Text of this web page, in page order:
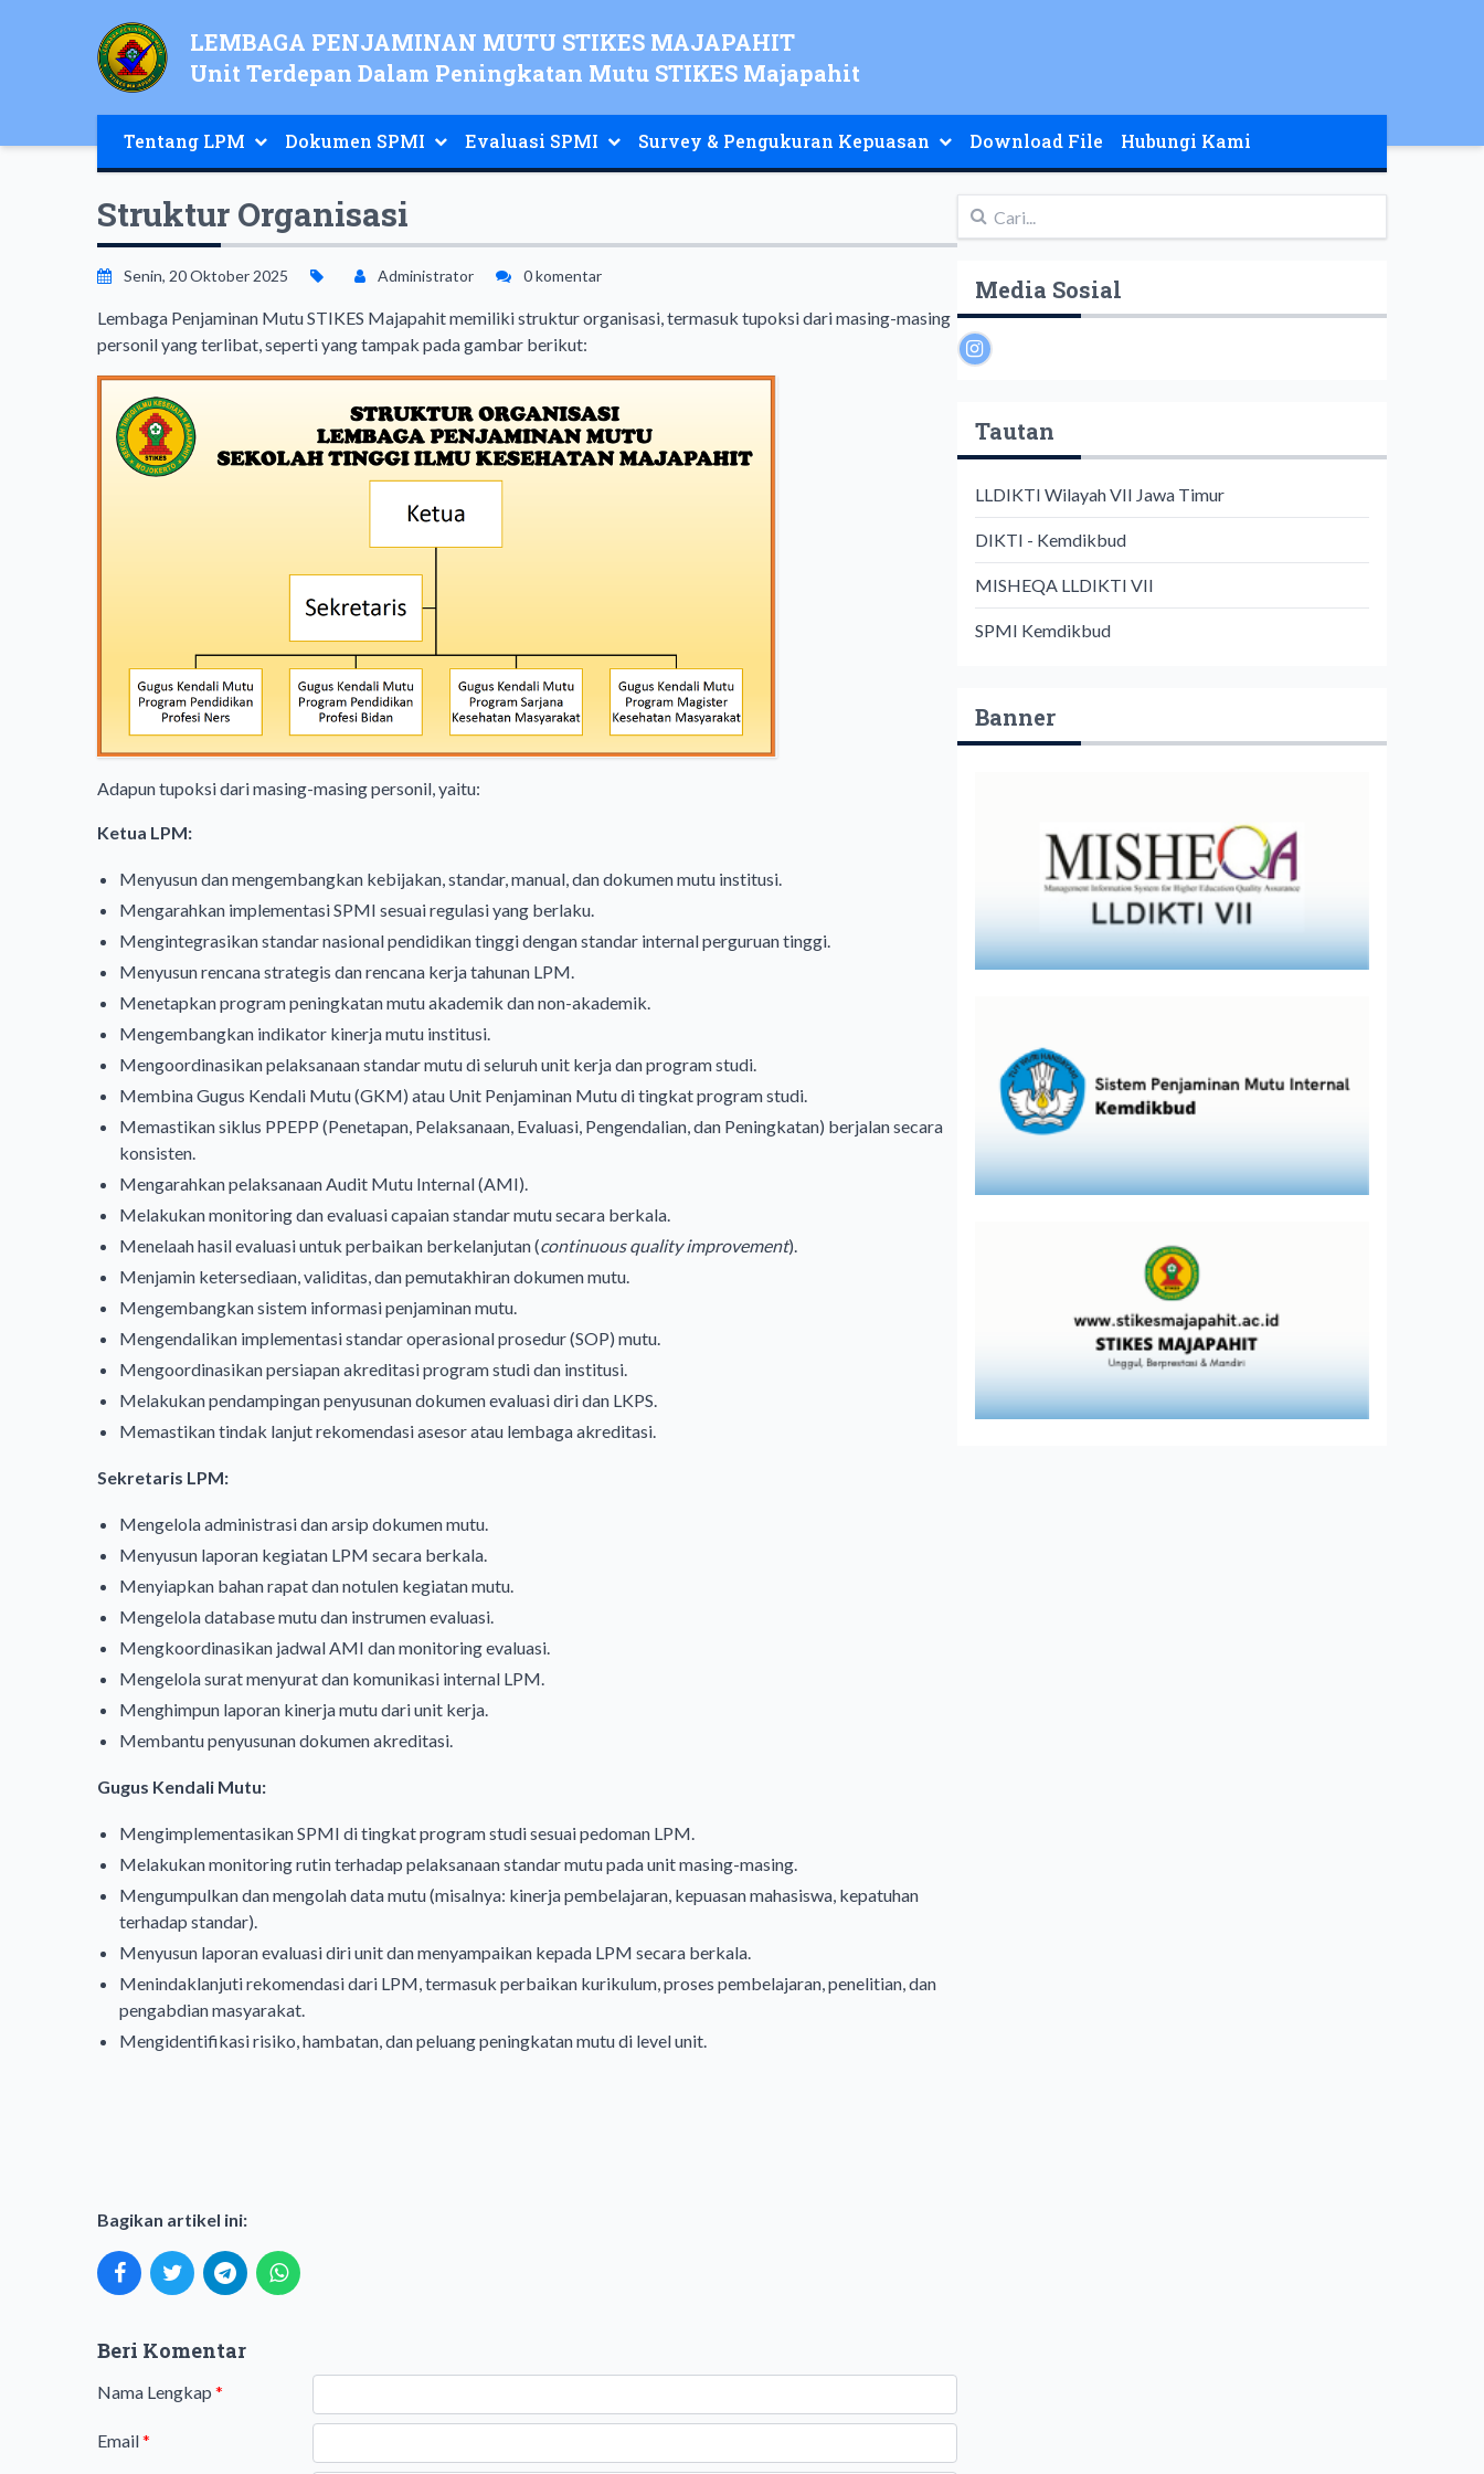
LEMBAGA PENJAMINAN MUTU STIKES MAJAPAHIT
Unit Terdepan Dalam Peningkatan Mutu STIKES Majapahit
Tentang LPM Dokumen SPMI Evaluasi SPMI Survey & Pengukuran Kepuasan Download File Hubungi Kami
Struktur Organisasi
Senin, 20 Oktober 2025 Administrator 0 komentar
Lembaga Penjaminan Mutu STIKES Majapahit memiliki struktur organisasi, termasuk tupoksi dari masing-masing
personil yang terlibat, seperti yang tampak pada gambar berikut:
Adapun tupoksi dari masing-masing personil, yaitu:
Ketua LPM:
Menyusun dan mengembangkan kebijakan, standar, manual, dan dokumen mutu institusi.
Mengarahkan implementasi SPMI sesuai regulasi yang berlaku.
Mengintegrasikan standar nasional pendidikan tinggi dengan standar internal perguruan tinggi.
Menyusun rencana strategis dan rencana kerja tahunan LPM.
Menetapkan program peningkatan mutu akademik dan non-akademik.
Mengembangkan indikator kinerja mutu institusi.
Mengoordinasikan pelaksanaan standar mutu di seluruh unit kerja dan program studi.
Membina Gugus Kendali Mutu (GKM) atau Unit Penjaminan Mutu di tingkat program studi.
Memastikan siklus PPEPP (Penetapan, Pelaksanaan, Evaluasi, Pengendalian, dan Peningkatan) berjalan secara
konsisten.
Mengarahkan pelaksanaan Audit Mutu Internal (AMI).
Melakukan monitoring dan evaluasi capaian standar mutu secara berkala.
Menelaah hasil evaluasi untuk perbaikan berkelanjutan (continuous quality improvement).
Menjamin ketersediaan, validitas, dan pemutakhiran dokumen mutu.
Mengembangkan sistem informasi penjaminan mutu.
Mengendalikan implementasi standar operasional prosedur (SOP) mutu.
Mengoordinasikan persiapan akreditasi program studi dan institusi.
Melakukan pendampingan penyusunan dokumen evaluasi diri dan LKPS.
Memastikan tindak lanjut rekomendasi asesor atau lembaga akreditasi.
Sekretaris LPM:
Mengelola administrasi dan arsip dokumen mutu.
Menyusun laporan kegiatan LPM secara berkala.
Menyiapkan bahan rapat dan notulen kegiatan mutu.
Mengelola database mutu dan instrumen evaluasi.
Mengkoordinasikan jadwal AMI dan monitoring evaluasi.
Mengelola surat menyurat dan komunikasi internal LPM.
Menghimpun laporan kinerja mutu dari unit kerja.
Membantu penyusunan dokumen akreditasi.
Gugus Kendali Mutu:
Mengimplementasikan SPMI di tingkat program studi sesuai pedoman LPM.
Melakukan monitoring rutin terhadap pelaksanaan standar mutu pada unit masing-masing.
Mengumpulkan dan mengolah data mutu (misalnya: kinerja pembelajaran, kepuasan mahasiswa, kepatuhan
terhadap standar).
Menyusun laporan evaluasi diri unit dan menyampaikan kepada LPM secara berkala.
Menindaklanjuti rekomendasi dari LPM, termasuk perbaikan kurikulum, proses pembelajaran, penelitian, dan
pengabdian masyarakat.
Mengidentifikasi risiko, hambatan, dan peluang peningkatan mutu di level unit.
Bagikan artikel ini:
Beri Komentar
Nama Lengkap *
Email*
Media Sosial
Tautan
LLDIKTI Wilayah VII Jawa Timur
DIKTI - Kemdikbud
MISHEQA LLDIKTI VII
SPMI Kemdikbud
Banner